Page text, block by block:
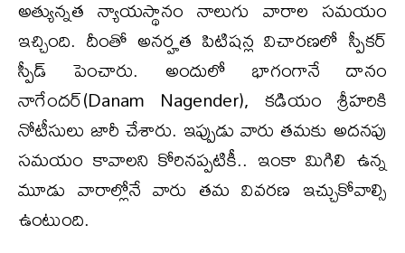
అత్యున్నత న్యాయస్థానం నాలుగు వారాల సమయం
ఇచ్చింది. దీంతో అనర్హత పిటిషన్ల విచారణలో స్పీకర్
స్పీడ్ పెంచారు. అందులో భాగంగానే దానం
నాగేందర్(Danam Nagender), కడియం శ్రీహరికి
నోటీసులు జారీ చేశారు. ఇప్పుడు వారు తమకు అదనపు
సమయం కావాలని కోరినప్పటికీ.. ఇంకా మిగిలి ఉన్న
మూడు వారాల్లోనే వారు తమ వివరణ ఇచ్చుకోవాల్సి
ఉంటుంది.